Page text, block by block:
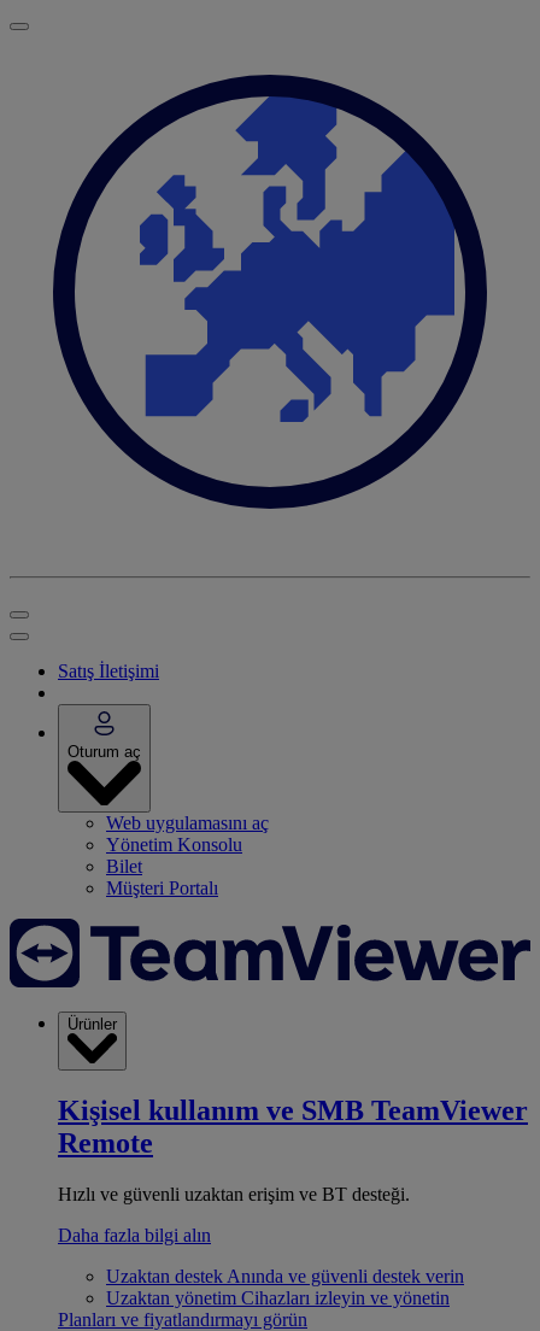
Satış İletişimi
Oturum aç
Web uygulamasını aç
Yönetim Konsolu
Bilet
Müşteri Portalı
Ürünler
Kişisel kullanım ve SMB TeamViewer
Remote
Hızlı ve güvenli uzaktan erişim ve BT desteği.
Daha fazla bilgi alın
Uzaktan destek Anında ve güvenli destek verin
Uzaktan yönetim Cihazları izleyin ve yönetin
Planları ve fiyatlandırmayı görün